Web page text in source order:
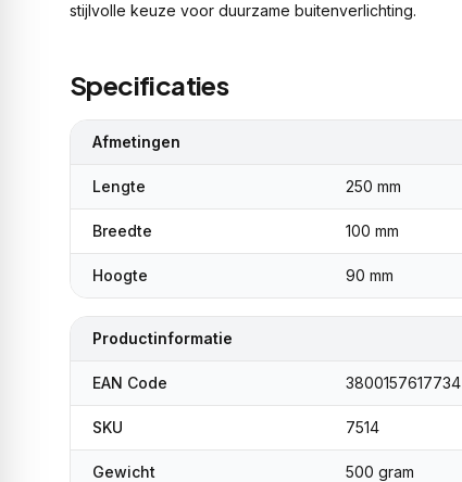
stijlvolle keuze voor duurzame buitenverlichting.
Specificaties
Afmetingen
Lengte 250 mm
Breedte 100 mm
Hoogte 90 mm
Productinformatie
EAN Code 3800157617734
SKU 7514
Gewicht 500 gram